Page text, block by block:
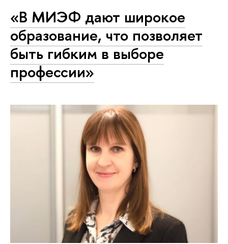
«В МИЭФ дают широкое
образование, что позволяет
быть гибким в выборе
профессии»